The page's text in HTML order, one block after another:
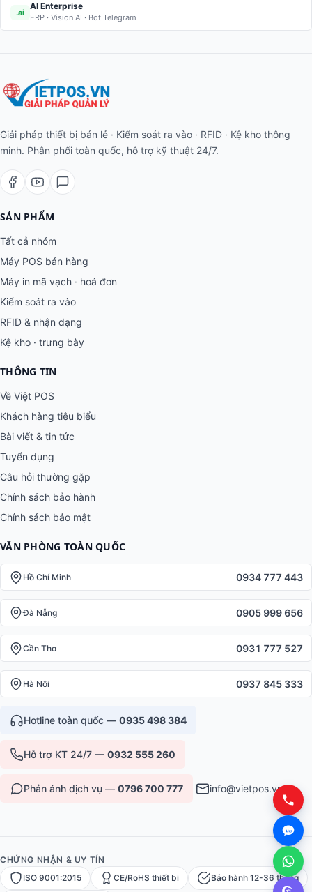
.ai
AI Enterprise
ERP · Vision AI · Bot Telegram
Giải pháp thiết bị bán lẻ · Kiểm soát ra vào · RFID · Kệ kho thông
minh. Phân phối toàn quốc, hỗ trợ kỹ thuật 24/7.
SẢN PHẨM
Tất cả nhóm
Máy POS bán hàng
Máy in mã vạch · hoá đơn
Kiểm soát ra vào
RFID & nhận dạng
Kệ kho · trưng bày
THÔNG TIN
Về Việt POS
Khách hàng tiêu biểu
Bài viết & tin tức
Tuyển dụng
Câu hỏi thường gặp
Chính sách bảo hành
Chính sách bảo mật
VĂN PHÒNG TOÀN QUỐC
Hồ Chí Minh 0934 777 443
Đà Nẵng 0905 999 656
Cần Thơ 0931 777 527
Hà Nội 0937 845 333
Hotline toàn quốc — 0935 498 384
Hỗ trợ KT 24/7 — 0932 555 260
Phản ánh dịch vụ — 0796 700 777 info@vietpos.vn
CHỨNG NHẬN & UY TÍN
ISO 9001:2015
CE/RoHS thiết bị Bảo hành 12-36 tháng